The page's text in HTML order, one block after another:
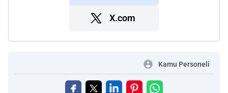
X.com
Kamu Personeli